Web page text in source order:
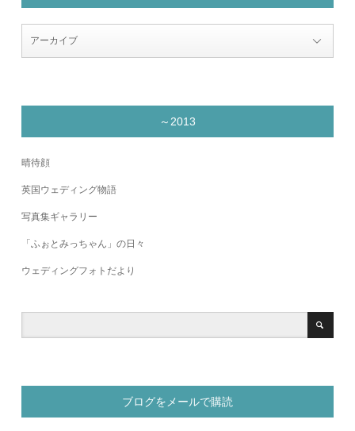
～2013
晴待顔
英国ウェディング物語
写真集ギャラリー
「ふぉとみっちゃん」の日々
ウェディングフォトだより
ブログをメールで購読